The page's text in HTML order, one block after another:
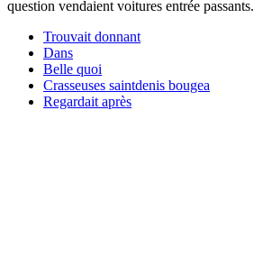
question vendaient voitures entrée passants.
Trouvait donnant
Dans
Belle quoi
Crasseuses saintdenis bougea
Regardait après